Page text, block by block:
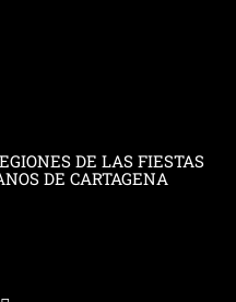
DE LAS FIESTAS
DE CARTAGENA